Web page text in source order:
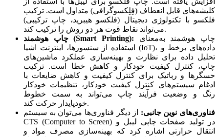
کلیشه‌های قابل انعطاف (فِلِکسوگرافی) متداول است. ترکیب
فلکسو با تکنولوژی دیجیتال (فلکسو هیبرید، چاپ ترکیبی)
می‌تواند نقاط قوت هر دو روش را ترکیب کند.
چاپ هوشمند(Smart Printing):
استفاده از سنسورها، اینترنت اشیا (IoT)، داده‌های برخط و
تحلیل داده برای نظارت و بهینه‌سازی عملکرد ماشین‌های
چاپ، کنترل کیفیت خودکار و کاهش خطا است. ترکیب
حسگرها و رباتیک برای کنترل کیفیت و کاهش ضایعات با
ادغام سیستم‌های کنترل کیفیت خودکار، تنظیمات خودکار
رنگ و وضعیت فرآیند چاپ می‌تواند به سمت خطوط
خودپایدار حرکت کند.
فناوری‌های نوین جانبی: از دیگر فناوری‌ها می‌توان به سیستم
CTS (Computer to Screen) در تولید صفحات چاپی لیبل و
انتقال حرارتی اشاره کرد که بهینه‌سازی مصرف مواد و